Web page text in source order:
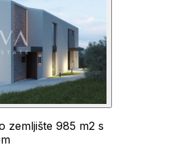
zemljište 985 m2 s